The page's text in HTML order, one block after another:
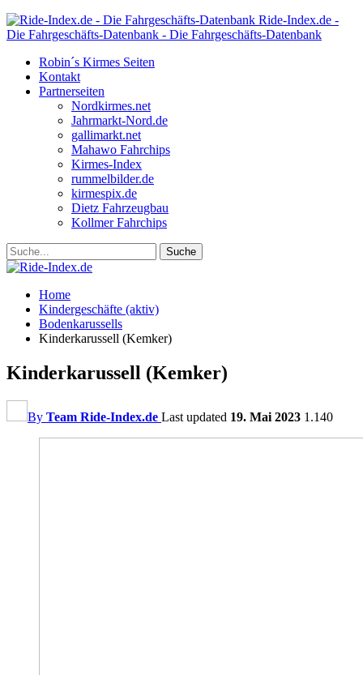
Ride-Index.de -
Die Fahrgeschäfts-Datenbank - Die Fahrgeschäfts-Datenbank
Robin´s Kirmes Seiten
Kontakt
Partnerseiten
Nordkirmes.net
Jahrmarkt-Nord.de
gallimarkt.net
Mahawo Fahrchips
Kirmes-Index
rummelbilder.de
kirmespix.de
Dietz Fahrzeugbau
Kollmer Fahrchips
Home
Kindergeschäfte (aktiv)
Bodenkarussells
Kinderkarussell (Kemker)
Kinderkarussell (Kemker)
By Team Ride-Index.de Last updated 19. Mai 2023 1.140